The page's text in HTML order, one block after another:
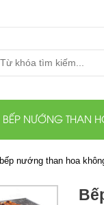
BẾP NƯỚNG THAN
bếp nướng than hoa